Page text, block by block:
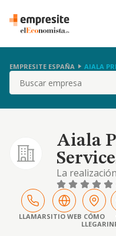
EMPRESITE ESPAÑA AIALA
Buscar
Aiala
La
terceros del
viajeros y
automoviles
vehículo a
viajeros por
LLAMARSITIO WEB CÓMO
LLEGAR